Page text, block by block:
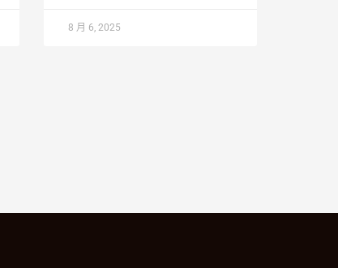
8 月 6, 2025